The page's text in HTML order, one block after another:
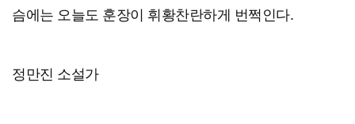
슴에는 오늘도 훈장이 휘황찬란하게 번쩍인다.
정만진 소설가